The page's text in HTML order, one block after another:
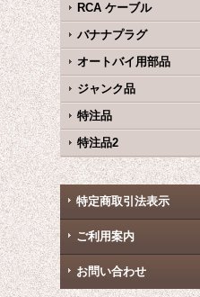
RCA ケーブル
バナナプラグ
オートバイ用部品
ジャンク品
特注品
特注品2
特定商取引法表示
ご利用案内
お問い合わせ